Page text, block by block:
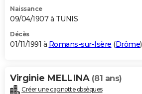
Naissance
09/04/1907 à TUNIS
Décès
01/11/1991 à Romans-sur-Isère (Drôme)
Virginie MELLINA (81 ans)
Créer une cagnotte obsèques